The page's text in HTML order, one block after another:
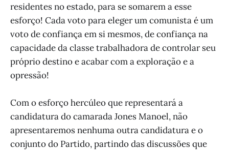
residentes no estado, para se somarem a esse
esforço! Cada voto para eleger um comunista é um
voto de confiança em si mesmos, de confiança na
capacidade da classe trabalhadora de controlar seu
próprio destino e acabar com a exploração e a
opressão!
Com o esforço hercúleo que representará a
candidatura do camarada Jones Manoel, não
apresentaremos nenhuma outra candidatura e o
conjunto do Partido, partindo das discussões que